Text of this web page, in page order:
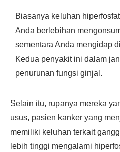
Biasanya keluhan
Anda berlebihan
sementara Anda mengidap
Kedua penyakit ini dalam
penurunan fungsi ginjal.
Selain itu, rupanya mereka
usus, pasien kanker yang
memiliki keluhan terkait
lebih tinggi mengalami